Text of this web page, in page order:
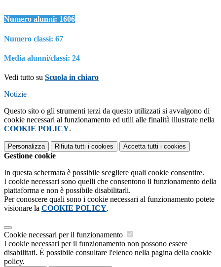
Numero alunni: 1606
Numero classi: 67
Media alunni/classi: 24
Vedi tutto su Scuola in chiaro
Notizie
Questo sito o gli strumenti terzi da questo utilizzati si avvalgono di
cookie necessari al funzionamento ed utili alle finalità illustrate nella
COOKIE POLICY.
Personalizza Rifiuta tutti i cookies Accetta tutti i cookies
Gestione cookie
In questa schermata è possibile scegliere quali cookie consentire.
I cookie necessari sono quelli che consentono il funzionamento della
piattaforma e non è possibile disabilitarli.
Per conoscere quali sono i cookie necessari al funzionamento potete
visionare la COOKIE POLICY.
Cookie necessari per il funzionamento
I cookie necessari per il funzionamento non possono essere
disabilitati. È possibile consultare l'elenco nella pagina della cookie
policy.